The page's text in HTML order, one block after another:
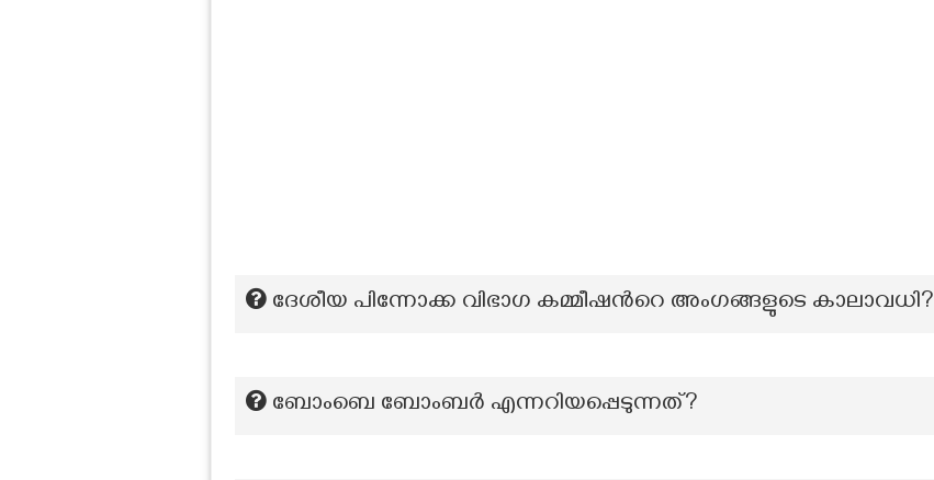
ദേശീയ പിന്നോക്ക വിഭാഗ കമ്മീഷന്‍റെ അംഗങ്ങളുടെ കാലാവധി?
ബോംബെ ബോംബർ എന്നറിയപ്പെടുന്നത്?